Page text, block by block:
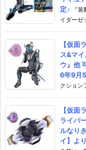
定♪
『
イダーゼ
【仮面
ス&マ
ウ』他
6年9月
クション
【仮面
ライバ
ルなり
イ】よ